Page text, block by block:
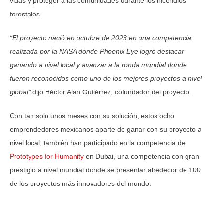
forestales.
“El proyecto nació en octubre de 2023 en una competencia
realizada por la NASA donde Phoenix Eye logró destacar
ganando a nivel local y avanzar a la ronda mundial donde
fueron reconocidos como uno de los mejores proyectos a nivel
global” dijo Héctor Alan Gutiérrez, cofundador del proyecto.
Con tan solo unos meses con su solución, estos ocho
emprendedores mexicanos aparte de ganar con su proyecto a
nivel local, también han participado en la competencia de
Prototypes for Humanity en Dubai, una competencia con gran
prestigio a nivel mundial donde se presentar alrededor de 100
de los proyectos más innovadores del mundo.